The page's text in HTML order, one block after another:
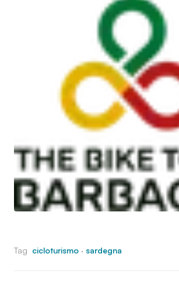
Tag cicloturismo · sardegna